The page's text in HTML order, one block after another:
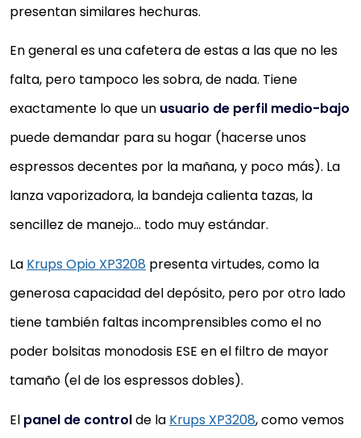
presentan similares hechuras.
En general es una cafetera de estas a las que no les
falta, pero tampoco les sobra, de nada. Tiene
exactamente lo que un usuario de perfil medio-bajo
puede demandar para su hogar (hacerse unos
espressos decentes por la mañana, y poco más). La
lanza vaporizadora, la bandeja calienta tazas, la
sencillez de manejo… todo muy estándar.
La Krups Opio XP3208 presenta virtudes, como la
generosa capacidad del depósito, pero por otro lado
tiene también faltas incomprensibles como el no
poder bolsitas monodosis ESE en el filtro de mayor
tamaño (el de los espressos dobles).
El panel de controlde la Krups XP3208, como vemos